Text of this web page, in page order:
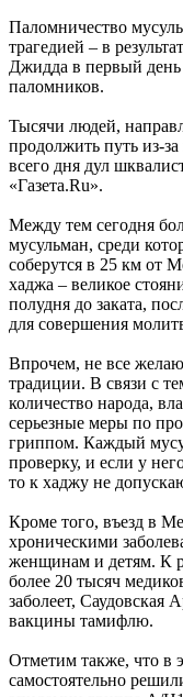
Паломничество
трагедией – в
Джидда в первый день
паломников.
Тысячи людей,
продолжить путь из-
всего дня дул
«Газета.Ru».
Между тем сегодня
мусульман, среди
соберутся в 25 км от
хаджа – великое
полудня до заката,
для совершения
Впрочем, не все
традиции. В связи с
количество народа,
серьезные меры по
гриппом. Каждый
проверку, и если у
то к хаджу не
Кроме того, въезд в
хроническими
женщинам и детям. К
более 20 тысяч
заболеет, Саудовская
вакцины тамифлю.
Отметим также, что в
самостоятельно